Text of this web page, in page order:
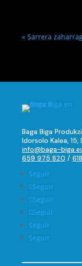
« Sarrera
Baga Biga
Idorsolo Kalea,
info@baga-
659 975 820 /
Seguir
Seguir
Seguir
Seguir
Seguir
Seguir